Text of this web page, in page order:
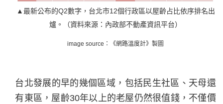
▲最新公布的Q2數字，台北市12個行政區以屋齡占比依序排名出
爐。（資料來源：內政部不動產資訊平台）
image source：《網路溫度計》製圖
台北發展的早的幾個區域，包括民生社區、天母還
有東區，屋齡30年以上的老屋仍然很值錢，不僅價